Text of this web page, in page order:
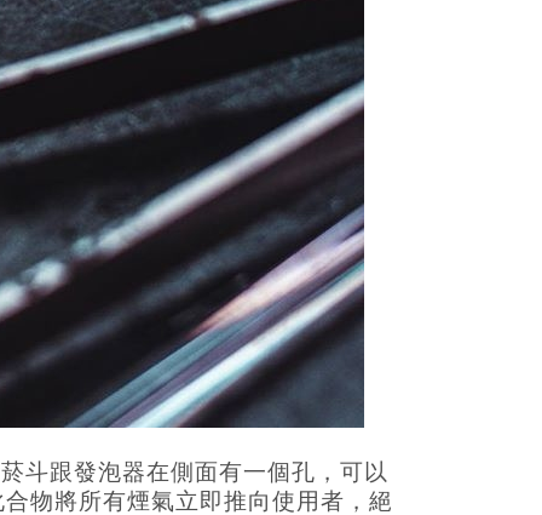
斗跟發泡器在側面有一個孔，可以
物將所有煙氣立即推向使用者，絕